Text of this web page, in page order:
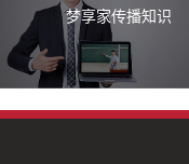
梦享家传播知识